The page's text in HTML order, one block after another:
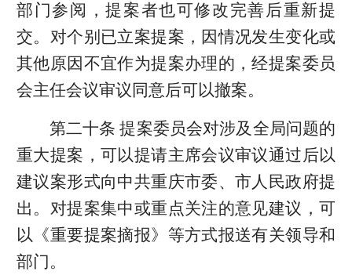
部门参阅，提案者也可修改完善后重新提
交。对个别已立案提案，因情况发生变化或
其他原因不宜作为提案办理的，经提案委员
会主任会议审议同意后可以撤案。
第二十条 提案委员会对涉及全局问题的
重大提案，可以提请主席会议审议通过后以
建议案形式向中共重庆市委、市人民政府提
出。对提案集中或重点关注的意见建议，可
以《重要提案摘报》等方式报送有关领导和
部门。